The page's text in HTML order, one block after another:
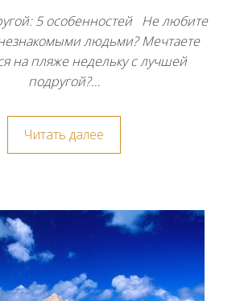
5 особенностей Не любите
людьми? Мечтаете
на пляже недельку с лучшей
подругой?…
Читать далее